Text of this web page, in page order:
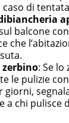
di
balcone
che
zerbino: Se lo
le pulizie
a chi pulisce